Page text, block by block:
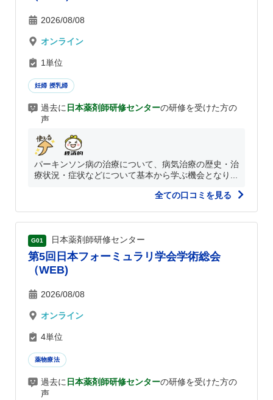
2026/08/08
オンライン
1単位
妊婦 授乳婦
過去に 日本薬剤師研修センターの研修を受けた方の
声
パーキンソン病の治療について、病気治療の歴史・治
療状況・症状などについて基本から学ぶ機会となり...
全ての口コミを見る
G01 日本薬剤師研修センター
第5回日本フォーミュラリ学会学術総会
（WEB)
2026/08/08
オンライン
4単位
薬物療法
過去に 日本薬剤師研修センターの研修を受けた方の
声